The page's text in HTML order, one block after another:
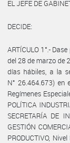
EL JEFE DE
DECIDE:
ARTÍCULO 1°.-
del 28 de marzo de
días hábiles, a la
N° 26.464.673)
Regímenes
POLÍTICA
SECRETARÍA DE
GESTIÓN
PRODUCTIVO,